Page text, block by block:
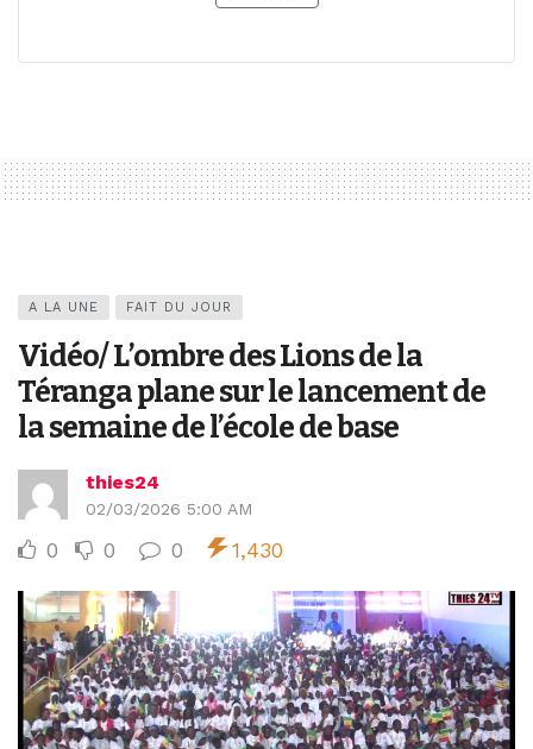
A LA UNE FAIT DU JOUR
Vidéo/ L’ombre des Lions de la
Téranga plane sur le lancement de
la semaine de l’école de base
thies24
02/03/2026 5:00 AM
0 0 0 1,430